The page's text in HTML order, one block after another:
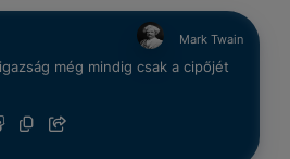
Mark Twain
még mindig csak a cipőjét